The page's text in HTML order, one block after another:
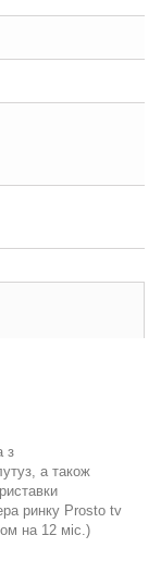
з
а також
ринку Prosto tv
на 12 міс.)